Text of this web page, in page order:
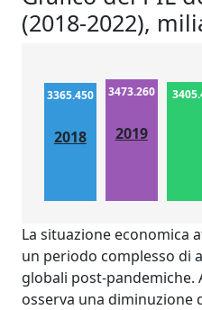
(2018-2022),
3365.450
2018
3473.260
2019
La situazione economica
un periodo complesso di
globali post-pandemiche.
osserva una diminuzione